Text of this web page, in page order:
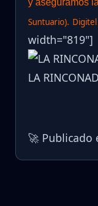
y aseguramos
Suntuario). Digitel
width="819"]
LA
🚀 Publicado